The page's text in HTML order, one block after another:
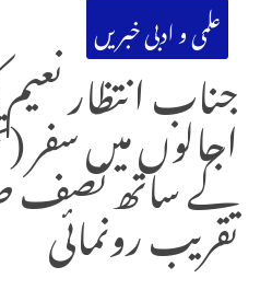
علمی و ادبی خبریں
جناب انتظار
اجالوں میں سفر
کے ساتھ نصف
تقریب رونمائی